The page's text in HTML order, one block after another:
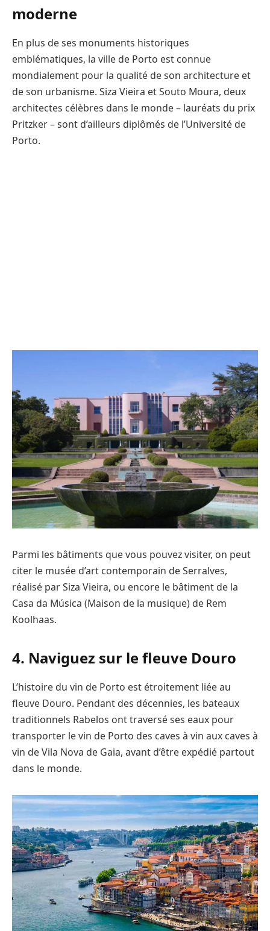
moderne
En plus de ses monuments historiques
emblématiques, la ville de Porto est connue
mondialement pour la qualité de son architecture et
de son urbanisme. Siza Vieira et Souto Moura, deux
architectes célèbres dans le monde – lauréats du prix
Pritzker – sont d’ailleurs diplômés de l’Université de
Porto.
Parmi les bâtiments que vous pouvez visiter, on peut
citer le musée d’art contemporain de Serralves,
réalisé par Siza Vieira, ou encore le bâtiment de la
Casa da Música (Maison de la musique) de Rem
Koolhaas.
4. Naviguez sur le fleuve Douro
L’histoire du vin de Porto est étroitement liée au
fleuve Douro. Pendant des décennies, les bateaux
traditionnels Rabelos ont traversé ses eaux pour
transporter le vin de Porto des caves à vin aux caves à
vin de Vila Nova de Gaia, avant d’être expédié partout
dans le monde.